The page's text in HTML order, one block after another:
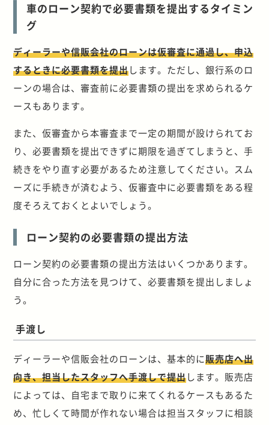
車のローン契約で必要書類を提出するタイミン
グ
ディーラーや信販会社のローンは仮審査に通過し、申込
するときに必要書類を提出します。ただし、銀行系のロ
ーンの場合は、審査前に必要書類の提出を求められるケ
ースもあります。
また、仮審査から本審査まで一定の期間が設けられてお
り、必要書類を提出できずに期限を過ぎてしまうと、手
続きをやり直す必要があるため注意してください。スム
ーズに手続きが済むよう、仮審査中に必要書類をある程
度そろえておくとよいでしょう。
ローン契約の必要書類の提出方法
ローン契約の必要書類の提出方法はいくつかあります。
自分に合った方法を見つけて、必要書類を提出しましょ
う。
手渡し
ディーラーや信販会社のローンは、基本的に販売店へ出
向き、担当したスタッフへ手渡しで提出します。販売店
によっては、自宅まで取りに来てくれるケースもあるた
め、忙しくて時間が作れない場合は担当スタッフに相談